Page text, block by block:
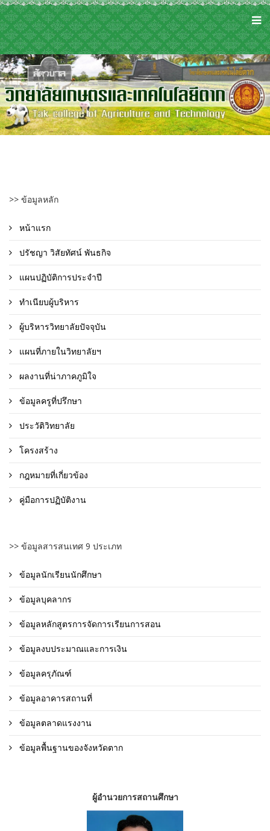
>> ข้อมูลหลัก
หน้าแรก
ปรัชญา วิสัยทัศน์ พันธกิจ
แผนปฏิบัติการประจำปี
ทำเนียบผู้บริหาร
ผู้บริหารวิทยาลัยปัจจุบัน
แผนที่ภายในวิทยาลัยฯ
ผลงานที่น่าภาคภูมิใจ
ข้อมูลครูที่ปรึกษา
ประวัติวิทยาลัย
โครงสร้าง
กฎหมายที่เกี่ยวข้อง
คู่มือการปฏิบัติงาน
>> ข้อมูลสารสนเทศ 9 ประเภท
ข้อมูลนักเรียนนักศึกษา
ข้อมูลบุคลากร
ข้อมูลหลักสูตรการจัดการเรียนการสอน
ข้อมูลงบประมาณและการเงิน
ข้อมูลครุภัณฑ์
ข้อมูลอาคารสถานที่
ข้อมูลตลาดแรงงาน
ข้อมูลพื้นฐานของจังหวัดตาก
ผู้อำนวยการสถานศึกษา